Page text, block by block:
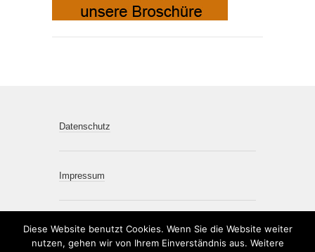
Datenschutz
Impressum
Diese Website benutzt Cookies. Wenn Sie die Website weiter
nutzen, gehen wir von Ihrem Einverständnis aus. Weitere